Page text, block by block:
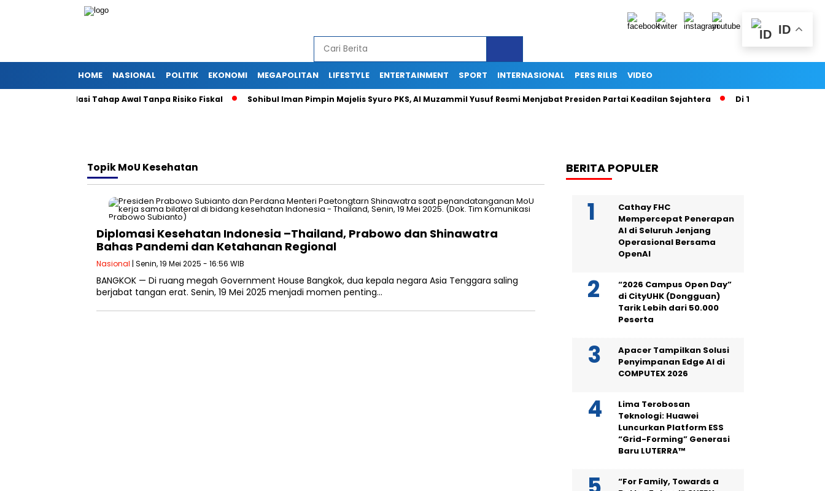
HOME NASIONAL POLITIK EKONOMI MEGAPOLITAN LIFESTYLE ENTERTAINMENT SPORT INTERNASIONAL PERS RILIS VIDEO
Deregulasi Tahap Awal Tanpa Risiko Fiskal Sohibul Iman Pimpin Majelis Syuro PKS, Al Muzammil Yusuf Resmi Menjabat Presiden Partai Keadilan Sejahtera Di Tengah Pusaran
TopikMoU Kesehatan
Diplomasi Kesehatan Indonesia –Thailand, Prabowo dan Shinawatra
Bahas Pandemi dan Ketahanan Regional
Nasional | Senin, 19 Mei 2025 - 16:56 WIB
BANGKOK — Di ruang megah Government House Bangkok, dua kepala negara Asia Tenggara saling
berjabat tangan erat. Senin, 19 Mei 2025 menjadi momen penting…
BERITA POPULER
Cathay FHC
Mempercepat Penerapan
AI di Seluruh Jenjang
Operasional Bersama
OpenAI
“2026 Campus Open Day”
di CityUHK (Dongguan)
Tarik Lebih dari 50.000
Peserta
Apacer Tampilkan Solusi
Penyimpanan Edge AI di
COMPUTEX 2026
Lima Terobosan
Teknologi: Huawei
Luncurkan Platform ESS
“Grid-Forming” Generasi
Baru LUTERRA™
“For Family, Towards a
ID